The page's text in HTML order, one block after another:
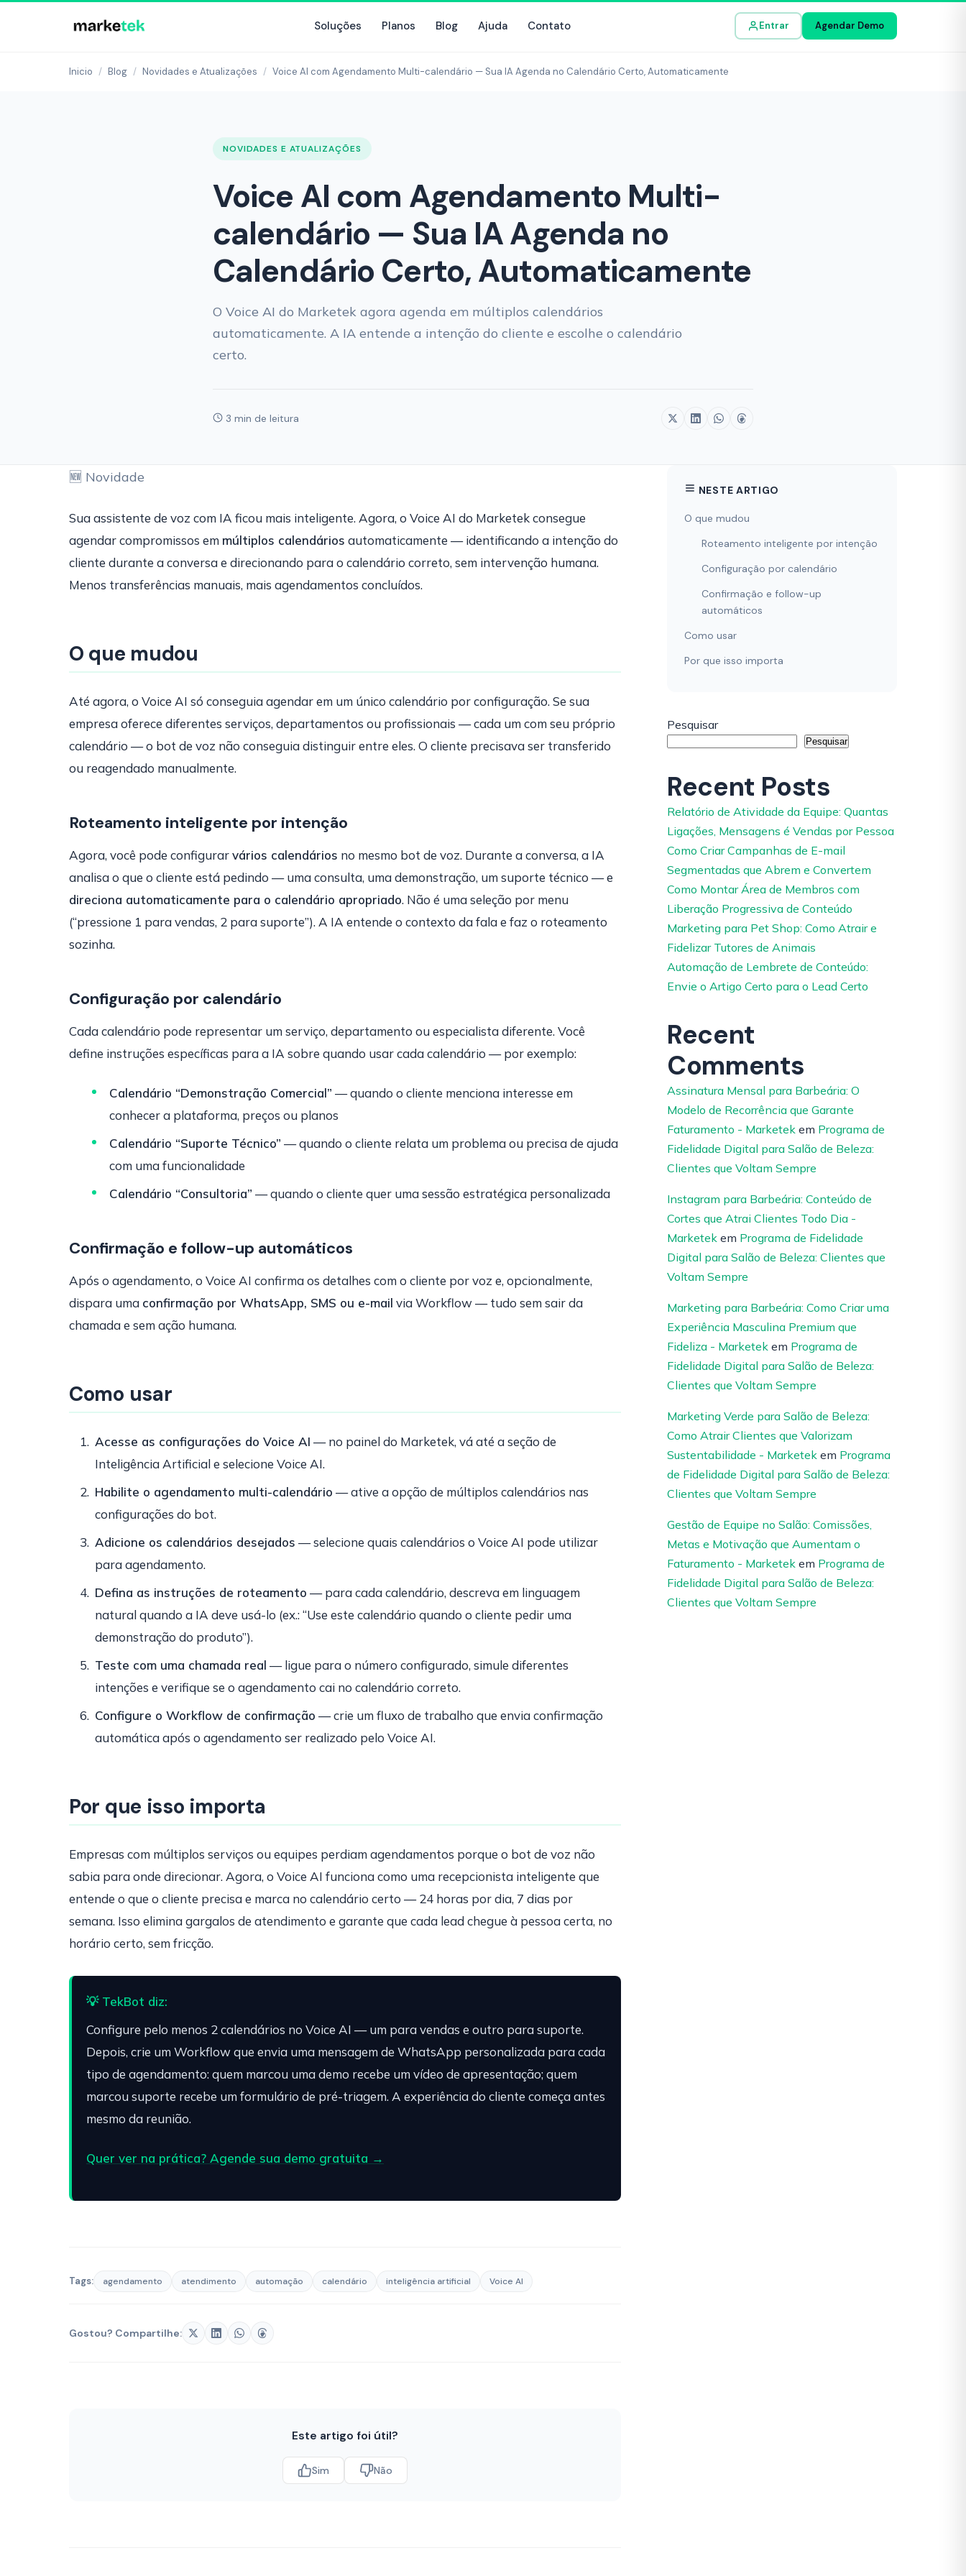
Soluções Planos Blog Ajuda Contato Entrar Agendar Demo
Inicio / Blog / Novidades e Atualizações / Voice AI com Agendamento Multi-calendário — Sua IA Agenda no Calendário Certo, Automaticamente
NOVIDADES E ATUALIZAÇÕES
Voice AI com Agendamento Multi-
calendário — Sua IA Agenda no
Calendário Certo, Automaticamente
O Voice AI do Marketek agora agenda em múltiplos calendários
automaticamente. A IA entende a intenção do cliente e escolhe o calendário
certo.
3 min de leitura
🆕 Novidade
Sua assistente de voz com IA ficou mais inteligente. Agora, o Voice AI do Marketek consegue
agendar compromissos em múltiplos calendários automaticamente — identificando a intenção do
cliente durante a conversa e direcionando para o calendário correto, sem intervenção humana.
Menos transferências manuais, mais agendamentos concluídos.
O que mudou
Até agora, o Voice AI só conseguia agendar em um único calendário por configuração. Se sua
empresa oferece diferentes serviços, departamentos ou profissionais — cada um com seu próprio
calendário — o bot de voz não conseguia distinguir entre eles. O cliente precisava ser transferido
ou reagendado manualmente.
Roteamento inteligente por intenção
Agora, você pode configurarvários calendários no mesmo bot de voz. Durante a conversa, a IA
analisa o que o cliente está pedindo — uma consulta, uma demonstração, um suporte técnico — e
direciona automaticamente para o calendário apropriado. Não é uma seleção por menu
(“pressione 1 para vendas, 2 para suporte”). A IA entende o contexto da fala e faz o roteamento
sozinha.
Configuração por calendário
Cada calendário pode representar um serviço, departamento ou especialista diferente. Você
define instruções específicas para a IA sobre quando usar cada calendário — por exemplo:
Calendário “Demonstração Comercial” — quando o cliente menciona interesse em
conhecer a plataforma, preços ou planos
Calendário “Suporte Técnico” — quando o cliente relata um problema ou precisa de ajuda
com uma funcionalidade
Calendário “Consultoria” — quando o cliente quer uma sessão estratégica personalizada
Confirmação e follow-up automáticos
Após o agendamento, o Voice AI confirma os detalhes com o cliente por voz e, opcionalmente,
dispara uma confirmação por WhatsApp, SMS ou e-mail via Workflow — tudo sem sair da
chamada e sem ação humana.
Como usar
Acesse as configurações do Voice AI — no painel do Marketek, vá até a seção de
Inteligência Artificial e selecione Voice AI.
Habilite o agendamento multi-calendário — ative a opção de múltiplos calendários nas
configurações do bot.
Adicione os calendários desejados — selecione quais calendários o Voice AI pode utilizar
para agendamento.
Defina as instruções de roteamento — para cada calendário, descreva em linguagem
natural quando a IA deve usá-lo (ex.: “Use este calendário quando o cliente pedir uma
demonstração do produto”).
Teste com uma chamada real — ligue para o número configurado, simule diferentes
intenções e verifique se o agendamento cai no calendário correto.
Configure o Workflow de confirmação — crie um fluxo de trabalho que envia confirmação
automática após o agendamento ser realizado pelo Voice AI.
Por que isso importa
Empresas com múltiplos serviços ou equipes perdiam agendamentos porque o bot de voz não
sabia para onde direcionar. Agora, o Voice AI funciona como uma recepcionista inteligente que
entende o que o cliente precisa e marca no calendário certo — 24 horas por dia, 7 dias por
semana. Isso elimina gargalos de atendimento e garante que cada lead chegue à pessoa certa, no
horário certo, sem fricção.
💡 TekBot diz:
Configure pelo menos 2 calendários no Voice AI — um para vendas e outro para suporte.
Depois, crie um Workflow que envia uma mensagem de WhatsApp personalizada para cada
tipo de agendamento: quem marcou uma demo recebe um vídeo de apresentação; quem
marcou suporte recebe um formulário de pré-triagem. A experiência do cliente começa antes
mesmo da reunião.
Quer ver na prática? Agende sua demo gratuita →
Tags: agendamento atendimento automação calendário inteligência artificial Voice AI
Gostou? Compartilhe:
Este artigo foi útil?
Sim Não
NESTE ARTIGO
O que mudou
Roteamento inteligente por intenção
Configuração por calendário
Confirmação e follow-up
automáticos
Como usar
Por que isso importa
Pesquisar
Pesquisar
Recent Posts
Relatório de Atividade da Equipe: Quantas
Ligações, Mensagens é Vendas por Pessoa
Como Criar Campanhas de E-mail
Segmentadas que Abrem e Convertem
Como Montar Área de Membros com
Liberação Progressiva de Conteúdo
Marketing para Pet Shop: Como Atrair e
Fidelizar Tutores de Animais
Automação de Lembrete de Conteúdo:
Envie o Artigo Certo para o Lead Certo
Recent
Comments
Assinatura Mensal para Barbeária: O
Modelo de Recorrência que Garante
Faturamento - Marketek em Programa de
Fidelidade Digital para Salão de Beleza:
Clientes que Voltam Sempre
Instagram para Barbeária: Conteúdo de
Cortes que Atrai Clientes Todo Dia -
Marketek em Programa de Fidelidade
Digital para Salão de Beleza: Clientes que
Voltam Sempre
Marketing para Barbeária: Como Criar uma
Experiência Masculina Premium que
Fideliza - Marketek em Programa de
Fidelidade Digital para Salão de Beleza:
Clientes que Voltam Sempre
Marketing Verde para Salão de Beleza:
Como Atrair Clientes que Valorizam
Sustentabilidade - Marketek em Programa
de Fidelidade Digital para Salão de Beleza:
Clientes que Voltam Sempre
Gestão de Equipe no Salão: Comissões,
Metas e Motivação que Aumentam o
Faturamento - Marketek em Programa de
Fidelidade Digital para Salão de Beleza:
Clientes que Voltam Sempre